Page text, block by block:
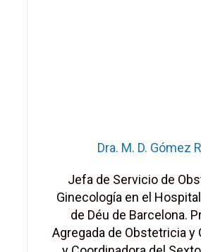
Dra. M. D. Gómez
Jefa de Servicio de
Ginecología en el
de Déu de Barcelona.
Agregada de Obstetricia y